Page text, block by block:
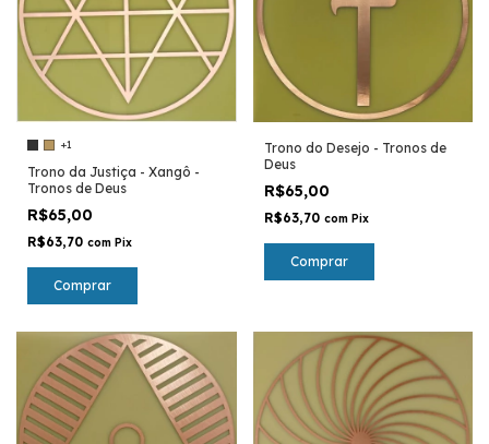
+1
Trono da Justiça - Xangô -
Tronos de Deus
R$65,00
R$63,70 com Pix
Comprar
Trono do Desejo - Tronos de
Deus
R$65,00
R$63,70 com Pix
Comprar